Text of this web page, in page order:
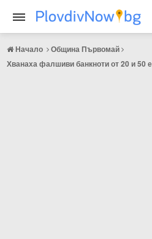
Начало
Община Първомай
Хванаха фалшиви банкноти от 20 и 50